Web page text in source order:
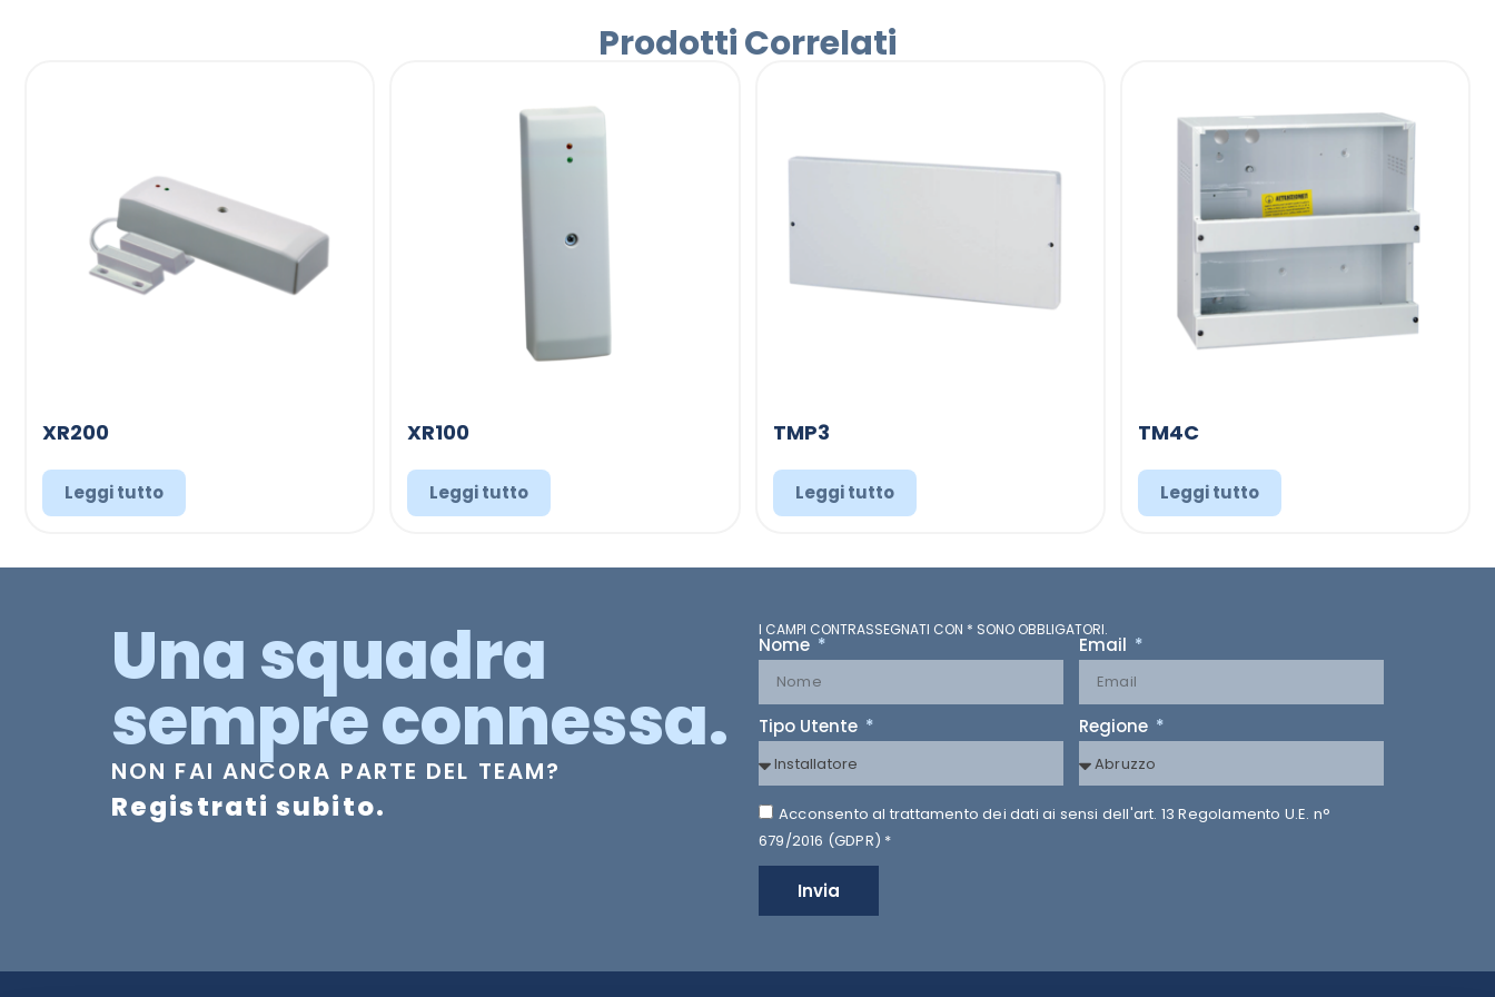
Prodotti Correlati
XR200
Leggi tutto
XR100
Leggi tutto
TMP3
Leggi tutto
TM4C
Leggi tutto
Una squadra
sempre connessa.
NON FAI ANCORA PARTE DEL TEAM?
Registrati subito.
I CAMPI CONTRASSEGNATI CON * SONO OBBLIGATORI.
Nome Email
Tipo Utente Regione
Acconsento al trattamento dei dati ai sensi dell'art. 13 Regolamento U.E. n°
679/2016 (GDPR) *
Invia